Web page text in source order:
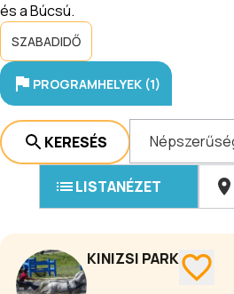
és a Búcsú.
SZABADIDŐ
PROGRAMHELYEK (1)
KERESÉS
LISTANÉZET
KINIZSI PARK